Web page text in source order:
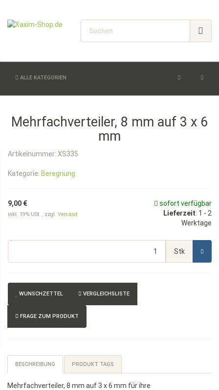
ALLE KATEGORIEN
Mehrfachverteiler, 8 mm auf 3 x 6
mm
Artikelnummer: XS335
Kategorie: Beregnung
9,00 €
inkl. 19% USt. , zzgl. Versand
sofort verfügbar
Lieferzeit: 1 - 2
Werktage
Stk
WUNSCHZETTEL VERGLEICHSLISTE
FRAGE ZUM PRODUKT
BESCHREIBUNG PRODUKT TAGS
Mehrfachverteiler, 8 mm auf 3 x 6 mm für ihre